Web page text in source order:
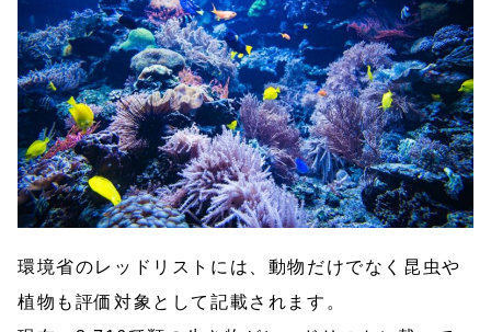
環境省のレッドリストには、動物だけでなく昆虫や
植物も評価対象として記載されます。